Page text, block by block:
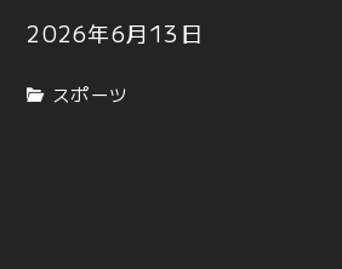
2026年6月13日
スポーツ